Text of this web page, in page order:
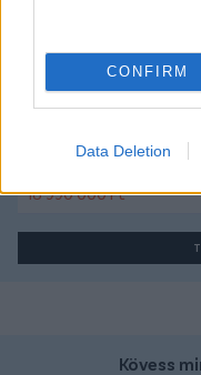
CONFIRM
Data Deletion
Üzemanyag: Dízel
18 990 000 Ft
Kövess